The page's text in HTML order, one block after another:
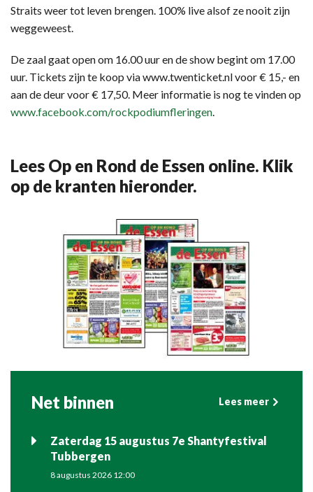
Straits weer tot leven brengen. 100% live alsof ze nooit zijn
weggeweest.
De zaal gaat open om 16.00 uur en de show begint om 17.00
uur. Tickets zijn te koop via www.twenticket.nl voor € 15,- en
aan de deur voor € 17,50. Meer informatie is nog te vinden op
www.facebook.com/rockpodiumfleringen
Lees Op en Rond de Essen online. Klik
op de kranten hieronder.
Net binnen Lees meer
Zaterdag 15 augustus 7e Shantyfestival
Tubbergen
8 augustus 2026 12:00